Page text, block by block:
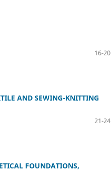
16-20
AND SEWING-KNITTING
21-24
FOUNDATIONS,